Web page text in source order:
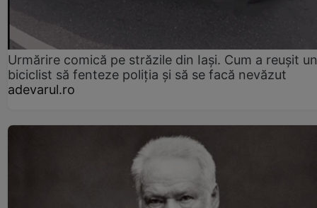
Urmărire comică pe străzile din Iași. Cum a reușit un
biciclist să fenteze poliția și să se facă nevăzut
adevarul.ro